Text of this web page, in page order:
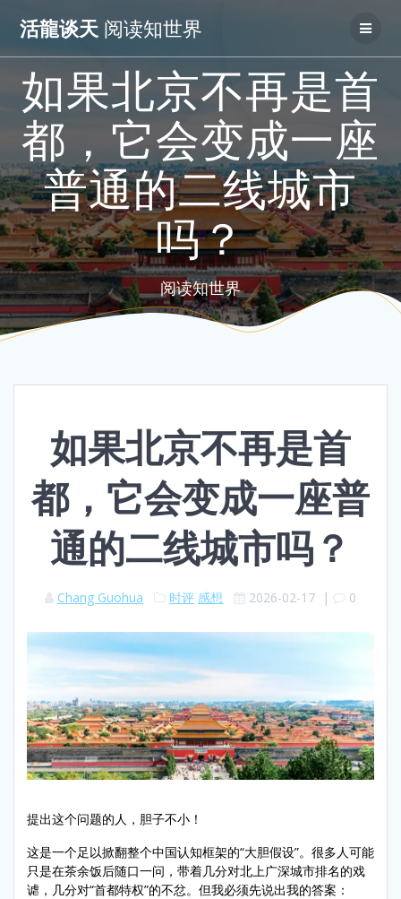
to
活龍谈天 阅读知世界
如果北京不再是首
都，它会变成一座
普通的二线城市
吗？
阅读知世界
如果北京不再是首
都，它会变成一座普
通的二线城市吗？
Chang Guohua 时评 感想 2026-02-17 | 0
提出这个问题的人，胆子不小！
这是一个足以掀翻整个中国认知框架的“大胆假设”。很多人可能
只是在茶余饭后随口一问，带着几分对北上广深城市排名的戏
谑，几分对“首都特权”的不忿。但我必须先说出我的答案：